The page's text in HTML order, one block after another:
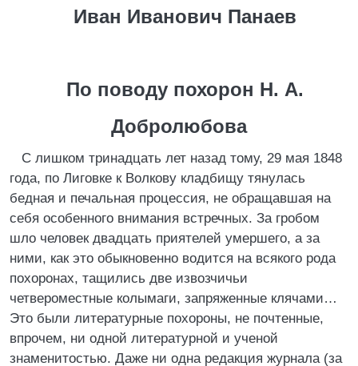
Иван Иванович Панаев
По поводу похорон Н. А.
Добролюбова
С лишком тринадцать лет назад тому, 29 мая 1848
года, по Лиговке к Волкову кладбищу тянулась
бедная и печальная процессия, не обращавшая на
себя особенного внимания встречных. За гробом
шло человек двадцать приятелей умершего, а за
ними, как это обыкновенно водится на всякого рода
похоронах, тащились две извозчичьи
четвероместные колымаги, запряженные клячами…
Это были литературные похороны, не почтенные,
впрочем, ни одной литературной и ученой
знаменитостью. Даже ни одна редакция журнала (за